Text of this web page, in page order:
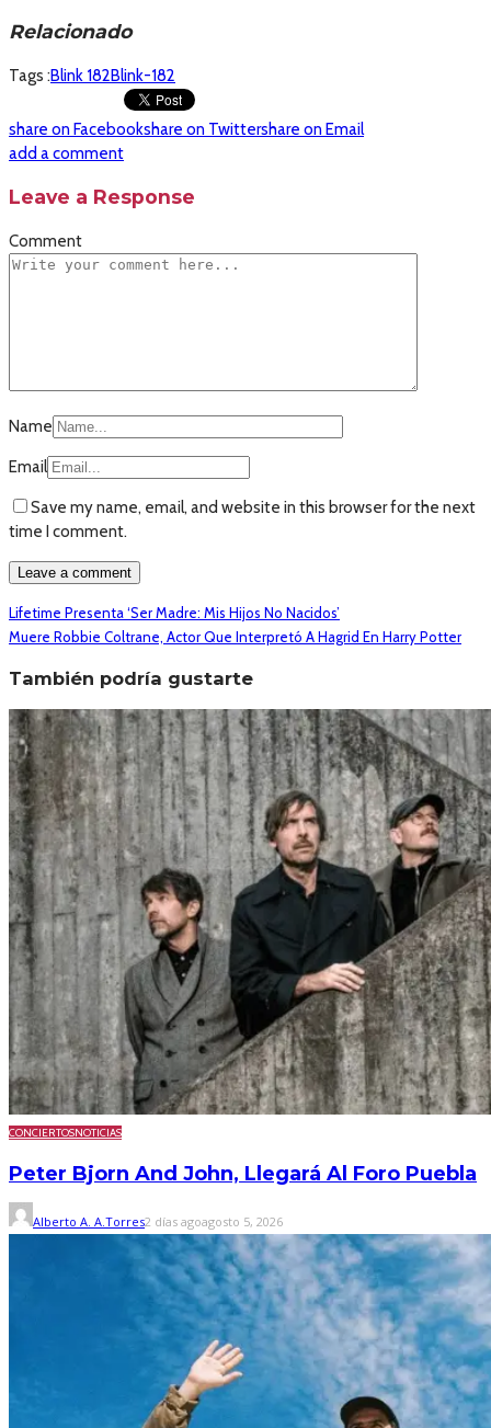
Relacionado
Tags :Blink 182Blink-182
share on Facebookshare on Twittershare on Email
add a comment
Leave a Response
Comment
Name
Email
Save my name, email, and website in this browser for the next
time I comment.
Lifetime Presenta ‘Ser Madre: Mis Hijos No Nacidos’
Muere Robbie Coltrane, Actor Que Interpretó A Hagrid En Harry Potter
También podría gustarte
CONCIERTOSNOTICIAS
Peter Bjorn And John, Llegará Al Foro Puebla
Alberto A. A.Torres2 días agoagosto 5, 2026